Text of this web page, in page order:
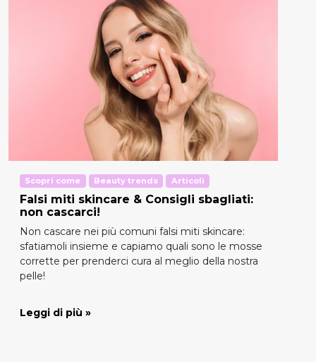
Scopri come Beauty trends Articoli
Falsi miti skincare & Consigli sbagliati:
non cascarci!
Non cascare nei più comuni falsi miti skincare:
sfatiamoli insieme e capiamo quali sono le mosse
corrette per prenderci cura al meglio della nostra
pelle!
Leggi di più »